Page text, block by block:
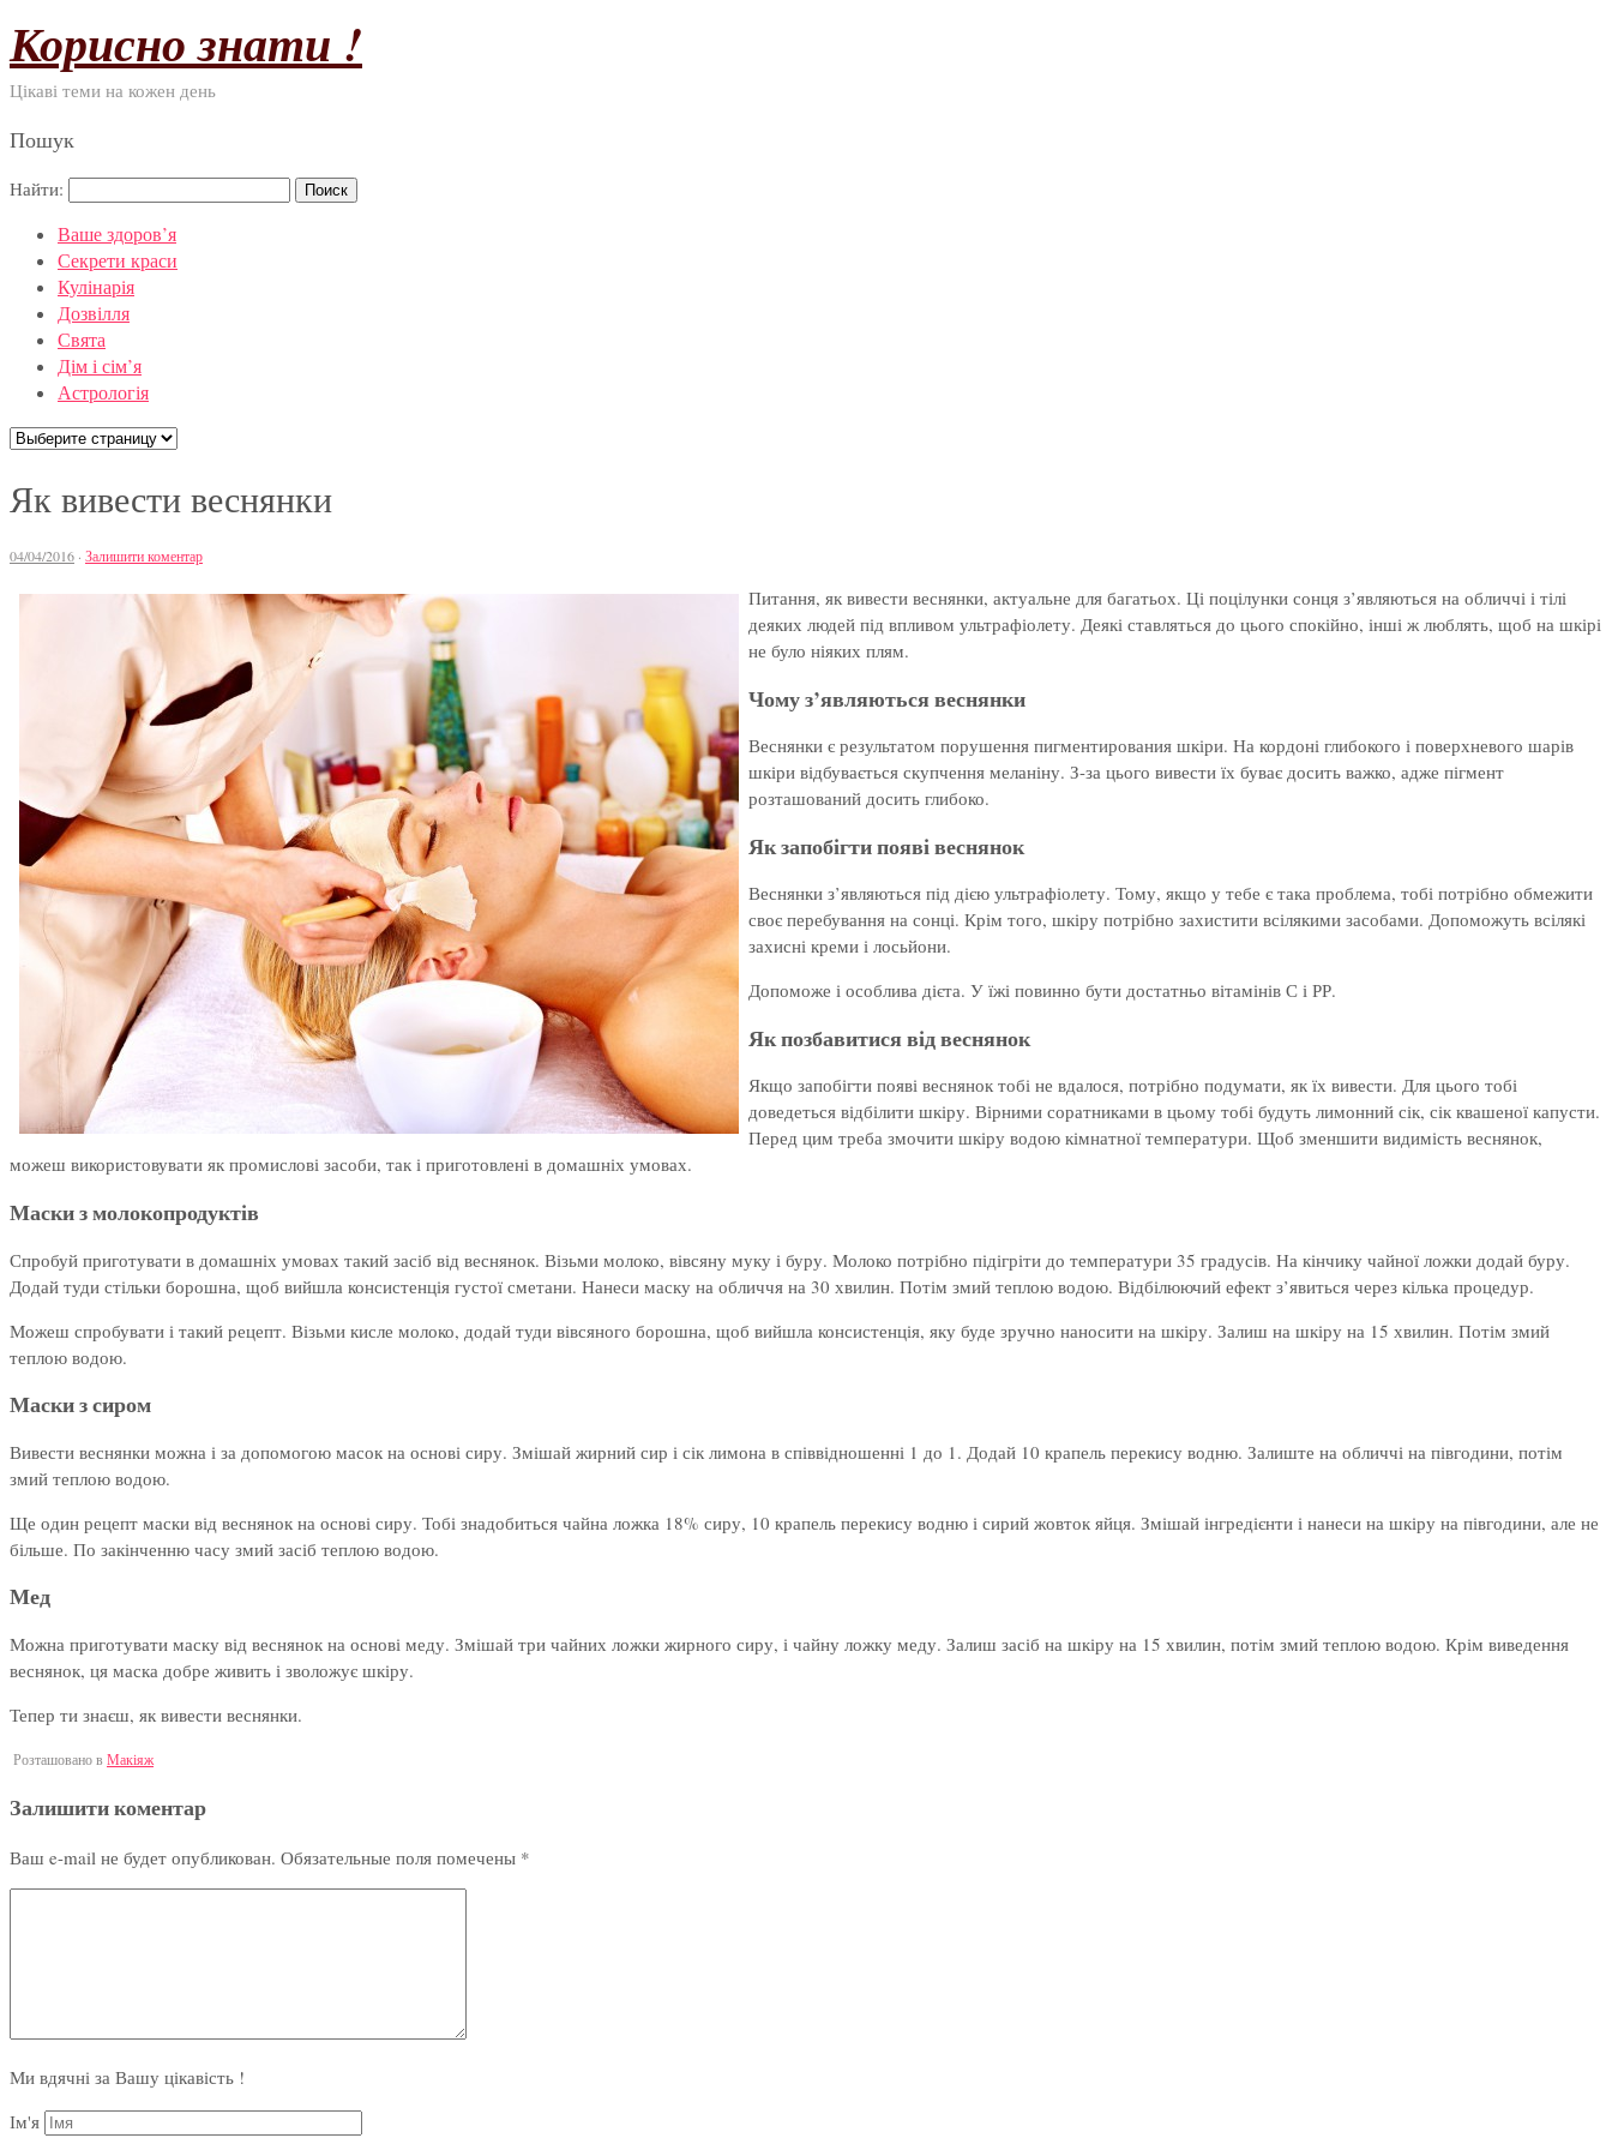
Корисно знати !
Цікаві теми на кожен день
Пошук
Найти:
Ваше здоров’я
Секрети краси
Кулінарія
Дозвілля
Свята
Дім і сім’я
Астрологія
Як вивести веснянки
04/04/2016 · Залишити коментар
Питання, як вивести веснянки, актуальне для багатьох. Ці поцілунки сонця з’являються на обличчі і тілі
деяких людей під впливом ультрафіолету. Деякі ставляться до цього спокійно, інші ж люблять, щоб на шкірі
не було ніяких плям.
Чому з’являються веснянки
Веснянки є результатом порушення пигментирования шкіри. На кордоні глибокого і поверхневого шарів
шкіри відбувається скупчення меланіну. З-за цього вивести їх буває досить важко, адже пігмент
розташований досить глибоко.
Як запобігти появі веснянок
Веснянки з’являються під дією ультрафіолету. Тому, якщо у тебе є така проблема, тобі потрібно обмежити
своє перебування на сонці. Крім того, шкіру потрібно захистити всілякими засобами. Допоможуть всілякі
захисні креми і лосьйони.
Допоможе і особлива дієта. У їжі повинно бути достатньо вітамінів С і РР.
Як позбавитися від веснянок
Якщо запобігти появі веснянок тобі не вдалося, потрібно подумати, як їх вивести. Для цього тобі
доведеться відбілити шкіру. Вірними соратниками в цьому тобі будуть лимонний сік, сік квашеної капусти.
Перед цим треба змочити шкіру водою кімнатної температури. Щоб зменшити видимість веснянок,
можеш використовувати як промислові засоби, так і приготовлені в домашніх умовах.
Маски з молокопродуктів
Спробуй приготувати в домашніх умовах такий засіб від веснянок. Візьми молоко, вівсяну муку і буру. Молоко потрібно підігріти до температури 35 градусів. На кінчику чайної ложки додай буру.
Додай туди стільки борошна, щоб вийшла консистенція густої сметани. Нанеси маску на обличчя на 30 хвилин. Потім змий теплою водою. Відбілюючий ефект з’явиться через кілька процедур.
Можеш спробувати і такий рецепт. Візьми кисле молоко, додай туди вівсяного борошна, щоб вийшла консистенція, яку буде зручно наносити на шкіру. Залиш на шкіру на 15 хвилин. Потім змий
теплою водою.
Маски з сиром
Вивести веснянки можна і за допомогою масок на основі сиру. Змішай жирний сир і сік лимона в співвідношенні 1 до 1. Додай 10 крапель перекису водню. Залиште на обличчі на півгодини, потім
змий теплою водою.
Ще один рецепт маски від веснянок на основі сиру. Тобі знадобиться чайна ложка 18% сиру, 10 крапель перекису водню і сирий жовток яйця. Змішай інгредієнти і нанеси на шкіру на півгодини, але не
більше. По закінченню часу змий засіб теплою водою.
Мед
Можна приготувати маску від веснянок на основі меду. Змішай три чайних ложки жирного сиру, і чайну ложку меду. Залиш засіб на шкіру на 15 хвилин, потім змий теплою водою. Крім виведення
веснянок, ця маска добре живить і зволожує шкіру.
Тепер ти знаєш, як вивести веснянки.
Розташовано в Макіяж
Залишити коментар
Ваш e-mail не будет опубликован. Обязательные поля помечены *
Ми вдячні за Вашу цікавість !
Ім'я